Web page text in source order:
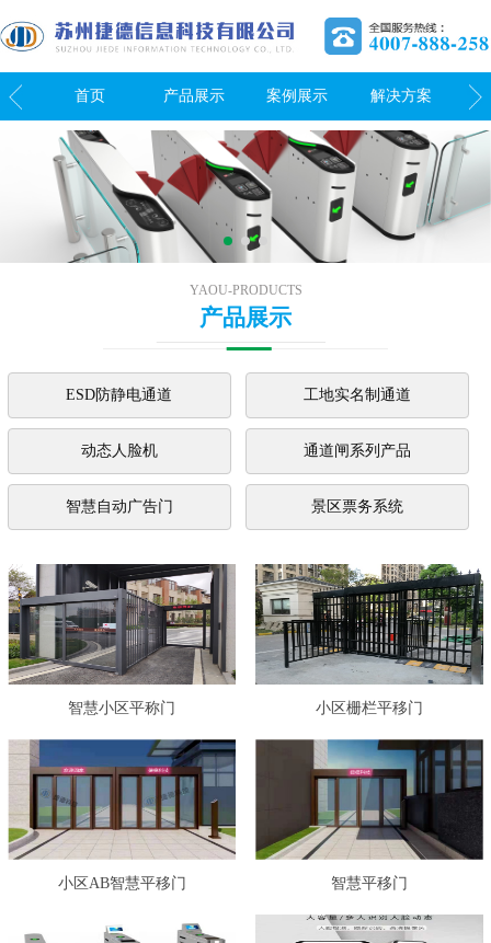
首页 产品展示 案例展示 解决方案
YAOU-PRODUCTS
产品展示
ESD防静电通道 工地实名制通道
动态人脸机 通道闸系列产品
智慧自动广告门 景区票务系统
智慧小区平称门 小区栅栏平移门
小区AB智慧平移门 智慧平移门